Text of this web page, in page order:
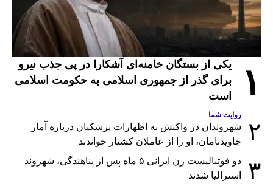
۱
یکی از بستگان خامنه‌ای آشکارا در پی جذب نیرو
برای گذر از جمهوری اسلامی به حکومت اسلامی
است
۲
روایت شما
شهروندان در واکنش به اظهارات پزشکیان درباره آمار
جاویدنامان، او را از عاملان کشتار خواندند
۳
دو فوتبالیست زن ایرانی ۵ ماه پس از پناهندگی، شهروند
استرالیا شدند